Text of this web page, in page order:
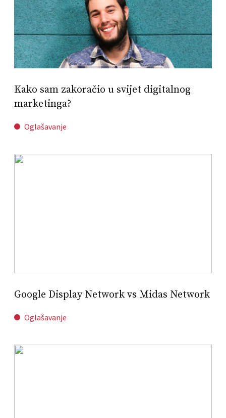
Kako sam zakoračio u svijet digitalnog
marketinga?
Oglašavanje
Google Display Network vs Midas Network
Oglašavanje